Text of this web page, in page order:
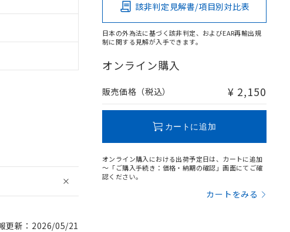
更新：2026/05/21
該非判定見解書/項目別対比表
日本の外為法に基づく該非判定、およびEAR再輸出規
制に関する見解が入手できます。
オンライン購入
販売価格（税込） ¥ 2,150
カートに追加
オンライン購入における出荷予定日は、カートに追加
～「ご購入手続き：価格・納期の確認」画面にてご確
認ください。
カートをみる